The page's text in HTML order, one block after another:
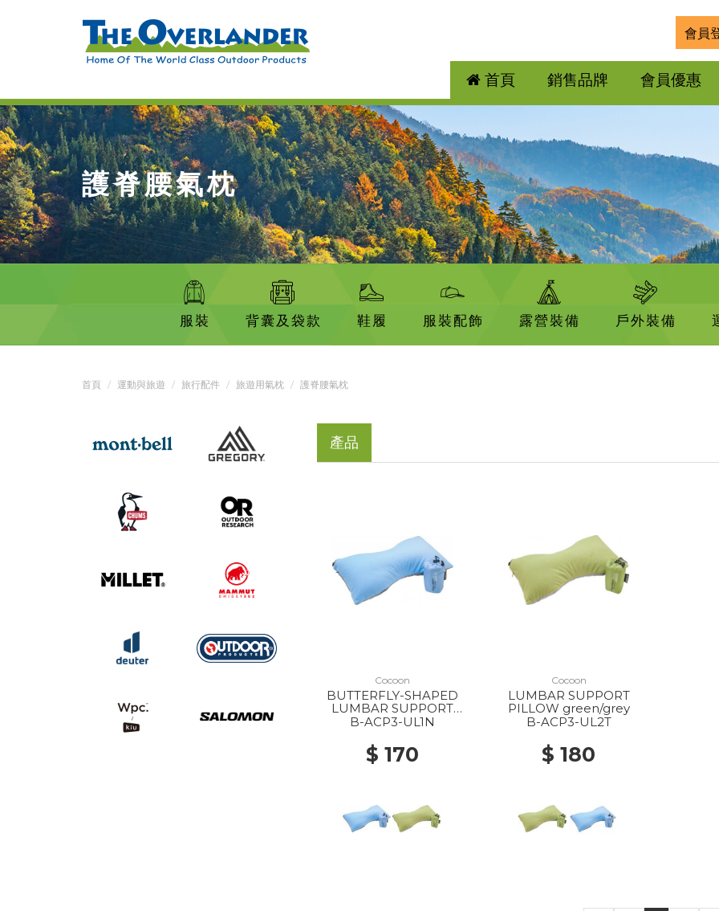
會員
首頁 銷售品牌 會員優惠
護脊腰氣枕
服裝 背囊及袋款 鞋履 服裝配飾 露營裝備 戶外裝備
首頁 運動與旅遊 旅行配件 旅遊用氣枕 護脊腰氣枕
產品
Cocoon
BUTTERFLY-SHAPED
LUMBAR SUPPORT
MICROFIBER NEW
B-ACP3-UL1N
$ 170
Cocoon
LUMBAR SUPPORT
PILLOW green/grey
B-ACP3-UL2T
$ 180